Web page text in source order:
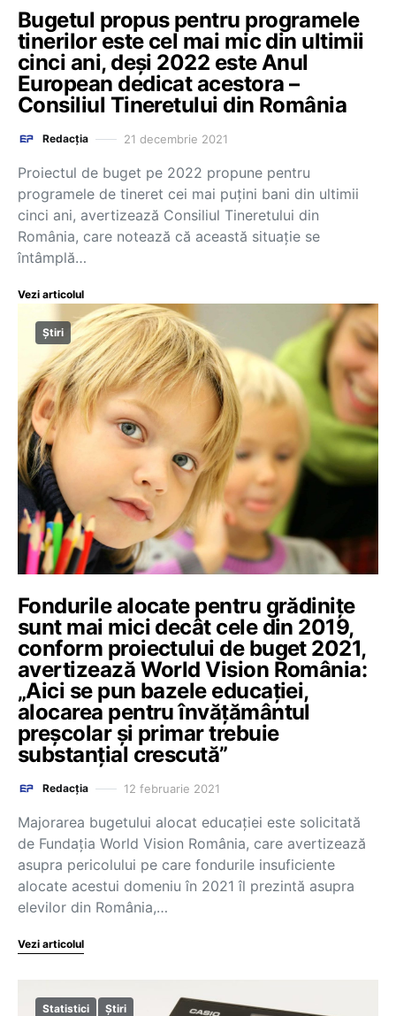
Bugetul propus pentru programele
tinerilor este cel mai mic din ultimii
cinci ani, deși 2022 este Anul
European dedicat acestora –
Consiliul Tineretului din România
Redacția 21 decembrie 2021
Proiectul de buget pe 2022 propune pentru
programele de tineret cei mai puțini bani din ultimii
cinci ani, avertizează Consiliul Tineretului din
România, care notează că această situație se
întâmplă…
Vezi articolul
Știri
Fondurile alocate pentru grădinițe
sunt mai mici decât cele din 2019,
conform proiectului de buget 2021,
avertizează World Vision România:
„Aici se pun bazele educației,
alocarea pentru învățământul
preșcolar şi primar trebuie
substanțial crescută”
Redacția 12 februarie 2021
Majorarea bugetului alocat educației este solicitată
de Fundația World Vision România, care avertizează
asupra pericolului pe care fondurile insuficiente
alocate acestui domeniu în 2021 îl prezintă asupra
elevilor din România,…
Vezi articolul
Statistici Știri